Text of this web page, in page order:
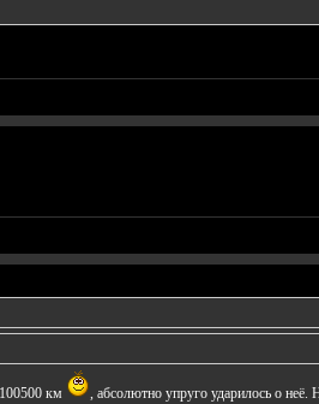
км
, абсолютно упруго ударилось о неё.